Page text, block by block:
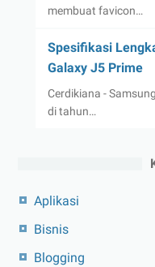
membuat favicon…
Spesifikasi
Galaxy J5 Prime
Cerdikiana -
di tahun…
Aplikasi
Bisnis
Blogging